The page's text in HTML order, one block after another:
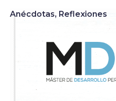
Anécdotas, Reflexiones